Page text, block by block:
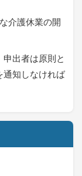
介護休業の開
出者は原則と
通知しなければ